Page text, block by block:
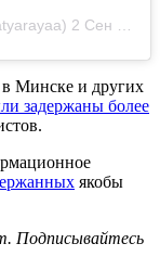
2 Сен 2020 в 10:14 PDT
в Минске и других
задержаны более
якобы
Подписывайтесь